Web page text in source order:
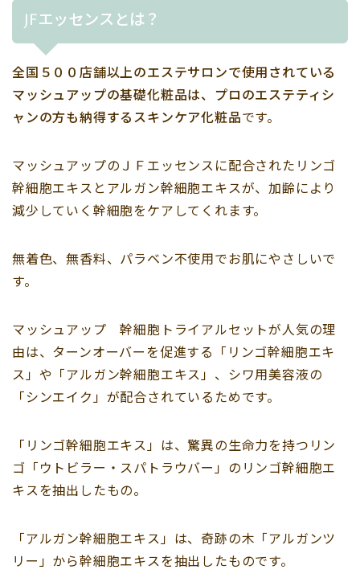
JFエッセンスとは？
全国５００店舗以上のエステサロンで使用されている
マッシュアップの基礎化粧品は、プロのエステティシ
ャンの方も納得するスキンケア化粧品です。
マッシュアップのＪＦエッセンスに配合されたリンゴ
幹細胞エキスとアルガン幹細胞エキスが、加齢により
減少していく幹細胞をケアしてくれます。
無着色、無香料、パラベン不使用でお肌にやさしいで
す。
マッシュアップ 幹細胞トライアルセットが人気の理
由は、ターンオーバーを促進する「リンゴ幹細胞エキ
ス」や「アルガン幹細胞エキス」、シワ用美容液の
「シンエイク」が配合されているためです。
「リンゴ幹細胞エキス」は、驚異の生命力を持つリン
ゴ「ウトビラー・スパトラウバー」のリンゴ幹細胞エ
キスを抽出したもの。
「アルガン幹細胞エキス」は、奇跡の木「アルガンツ
リー」から幹細胞エキスを抽出したものです。